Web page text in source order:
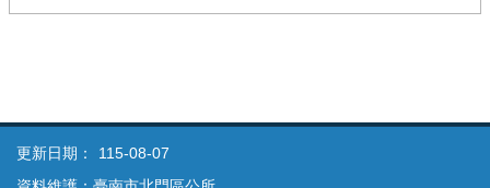
更新日期：
115-08-07